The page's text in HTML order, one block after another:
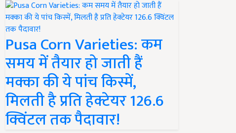
Pusa Corn Varieties: कम
समय में तैयार हो जाती हैं
मक्का की ये पांच किस्में,
मिलती है प्रति हेक्टेयर 126.6
क्विंटल तक पैदावार!